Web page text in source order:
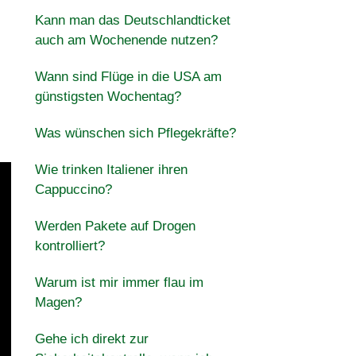
Kann man das Deutschlandticket
auch am Wochenende nutzen?
Wann sind Flüge in die USA am
günstigsten Wochentag?
Was wünschen sich Pflegekräfte?
Wie trinken Italiener ihren
Cappuccino?
Werden Pakete auf Drogen
kontrolliert?
Warum ist mir immer flau im
Magen?
Gehe ich direkt zur